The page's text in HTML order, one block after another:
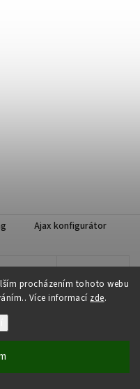
procházením tohoto webu
Více informací zde.
Ajax konfigurátor
. Všechna práva vyhrazena.